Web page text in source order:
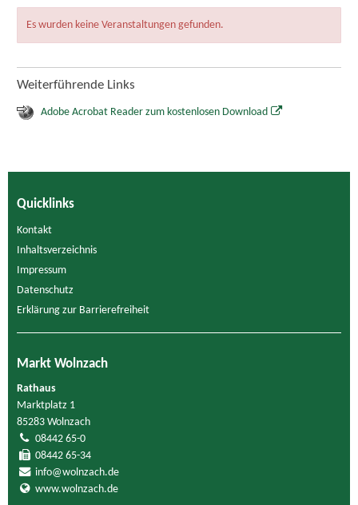
Es wurden keine Veranstaltungen gefunden.
Weiterführende Links
Adobe Acrobat Reader zum kostenlosen Download
Quicklinks
Kontakt
Inhaltsverzeichnis
Impressum
Datenschutz
Erklärung zur Barrierefreiheit
Markt Wolnzach
Rathaus
Marktplatz 1
85283 Wolnzach
08442 65-0
08442 65-34
info@wolnzach.de
www.wolnzach.de